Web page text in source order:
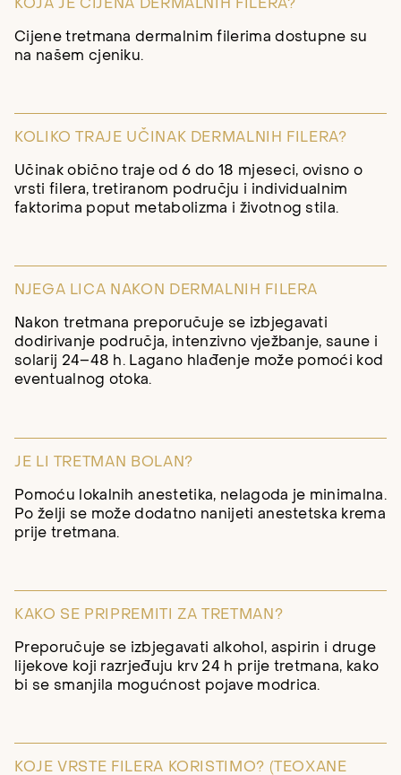
Cijene tretmana dermalnim filerima dostupne su
na našem cjeniku.
KOLIKO TRAJE UČINAK DERMALNIH FILERA?
Učinak obično traje od 6 do 18 mjeseci, ovisno o
vrsti filera, tretiranom području i individualnim
faktorima poput metabolizma i životnog stila.
NJEGA LICA NAKON DERMALNIH FILERA
Nakon tretmana preporučuje se izbjegavati
dodirivanje područja, intenzivno vježbanje, saune i
solarij 24–48 h. Lagano hlađenje može pomoći kod
eventualnog otoka.
JE LI TRETMAN BOLAN?
Pomoću lokalnih anestetika, nelagoda je minimalna.
Po želji se može dodatno nanijeti anestetska krema
prije tretmana.
KAKO SE PRIPREMITI ZA TRETMAN?
Preporučuje se izbjegavati alkohol, aspirin i druge
lijekove koji razrjeđuju krv 24 h prije tretmana, kako
bi se smanjila mogućnost pojave modrica.
KOJE VRSTE FILERA KORISTIMO? (TEOXANE